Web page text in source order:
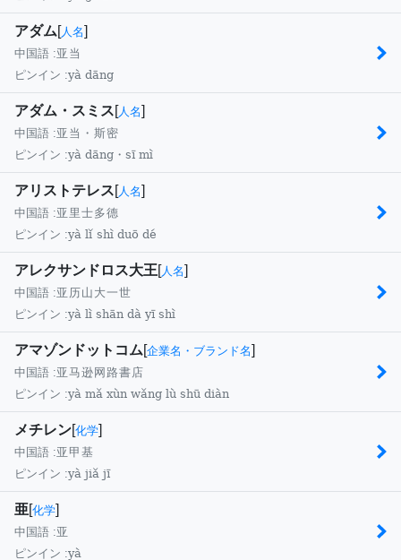
アダム[人名]
中国語 :亚当
ピンイン :yà dāng
アダム・スミス[人名]
中国語 :亚当・斯密
ピンイン :yà dāng・sī mì
アリストテレス[人名]
中国語 :亚里士多德
ピンイン :yà lǐ shì duō dé
アレクサンドロス大王[人名]
中国語 :亚历山大一世
ピンイン :yà lì shān dà yī shì
アマゾンドットコム[企業名・ブランド名]
中国語 :亚马逊网路書店
ピンイン :yà mǎ xùn wǎng lù shū diàn
メチレン[化学]
中国語 :亚甲基
ピンイン :yà jiǎ jī
亜[化学]
中国語 :亚
ピンイン :yà